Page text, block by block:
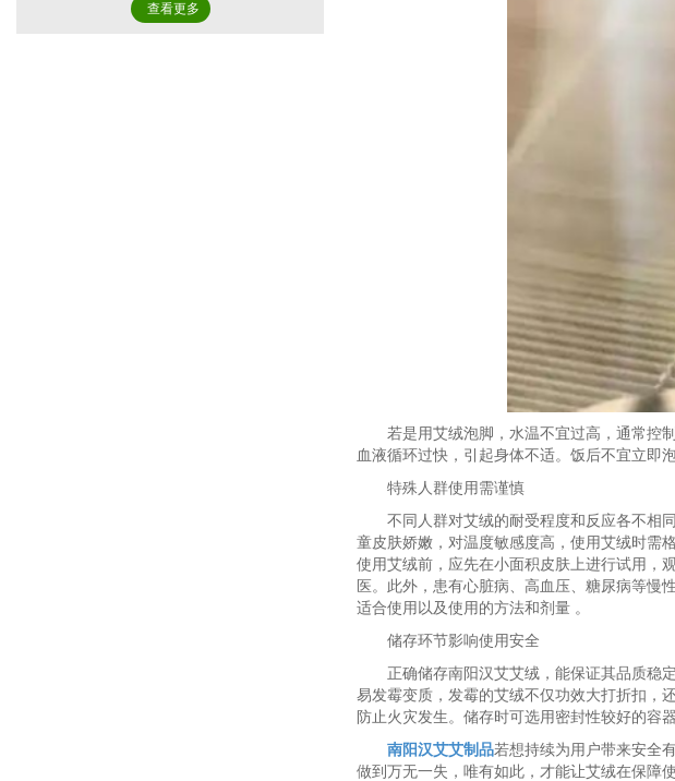
若是用艾绒泡脚，水温不宜过高，通常控
血液循环过快，引起身体不适。饭后不宜立即
特殊人群使用需谨慎
不同人群对艾绒的耐受程度和反应各不相
童皮肤娇嫩，对温度敏感度高，使用艾绒时需
使用艾绒前，应先在小面积皮肤上进行试用，
医。此外，患有心脏病、高血压、糖尿病等慢
适合使用以及使用的方法和剂量 。
储存环节影响使用安全
正确储存南阳汉艾艾绒，能保证其品质稳
易发霉变质，发霉的艾绒不仅功效大打折扣，
防止火灾发生。储存时可选用密封性较好的容
南阳汉艾艾制品若想持续为用户带来安全
做到万无一失，唯有如此，才能让艾绒在保障
查看更多